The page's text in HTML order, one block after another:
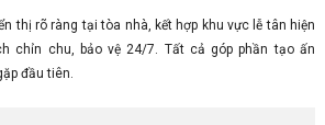
thị rõ ràng tại tòa nhà, kết hợp khu vực lễ tân hiện
chỉn chu, bảo vệ 24/7. Tất cả góp phần tạo ấn
đầu tiên.